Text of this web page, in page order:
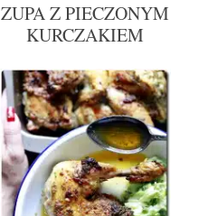
ZUPA Z PIECZONYM
KURCZAKIEM